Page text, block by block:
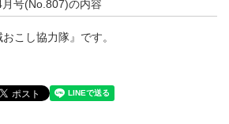
号(No.807)の内容
こし協力隊』です。